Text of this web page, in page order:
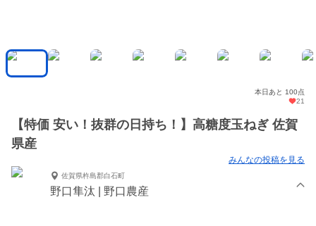
本日あと 100点
21
【特価 安い！抜群の日持ち！】高糖度玉ねぎ 佐賀
県産
みんなの投稿を見る
佐賀県杵島郡白石町
野口隼汰 | 野口農産